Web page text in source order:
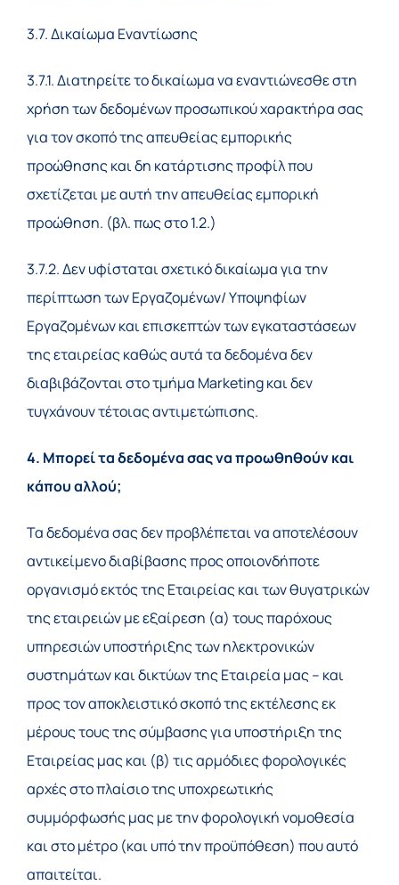
3.7. Δικαίωμα Εναντίωσης
3.7.1. Διατηρείτε το δικαίωμα να εναντιώνεσθε στη
χρήση των δεδομένων προσωπικού χαρακτήρα σας
για τον σκοπό της απευθείας εμπορικής
προώθησης και δη κατάρτισης προφίλ που
σχετίζεται με αυτή την απευθείας εμπορική
προώθηση. (βλ. πως στο 1.2.)
3.7.2. Δεν υφίσταται σχετικό δικαίωμα για την
περίπτωση των Εργαζομένων/ Υποψηφίων
Εργαζομένων και επισκεπτών των εγκαταστάσεων
της εταιρείας καθώς αυτά τα δεδομένα δεν
διαβιβάζονται στο τμήμα Μarketing και δεν
τυγχάνουν τέτοιας αντιμετώπισης.
4. Μπορεί τα δεδομένα σας να προωθηθούν και
κάπου αλλού;
Τα δεδομένα σας δεν προβλέπεται να αποτελέσουν
αντικείμενο διαβίβασης προς οποιονδήποτε
οργανισμό εκτός της Εταιρείας και των θυγατρικών
της εταιρειών με εξαίρεση (α) τους παρόχους
υπηρεσιών υποστήριξης των ηλεκτρονικών
συστημάτων και δικτύων της Εταιρεία μας – και
προς τον αποκλειστικό σκοπό της εκτέλεσης εκ
μέρους τους της σύμβασης για υποστήριξη της
Εταιρείας μας και (β) τις αρμόδιες φορολογικές
αρχές στο πλαίσιο της υποχρεωτικής
συμμόρφωσής μας με την φορολογική νομοθεσία
και στο μέτρο (και υπό την προϋπόθεση) που αυτό
απαιτείται.